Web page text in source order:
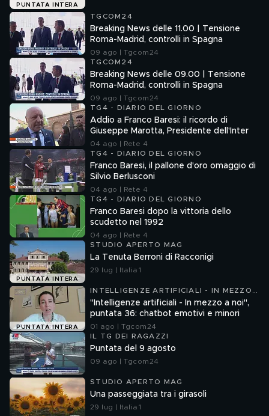
PUNTATA INTERA
TGCOM24
Breaking News delle 11.00 | Tensione
Roma-Madrid, controlli in Spagna
09 ago | Tgcom24
TGCOM24
Breaking News delle 09.00 | Tensione
Roma-Madrid, controlli in Spagna
09 ago | Tgcom24
TG4 - DIARIO DEL GIORNO
Addio a Franco Baresi: il ricordo di
Giuseppe Marotta, Presidente dell'Inter
04 ago | Rete 4
TG4 - DIARIO DEL GIORNO
Franco Baresi, il pallone d'oro omaggio di
Silvio Berlusconi
04 ago | Rete 4
TG4 - DIARIO DEL GIORNO
Franco Baresi dopo la vittoria dello
scudetto nel 1992
04 ago | Rete 4
PUNTATA INTERA
STUDIO APERTO MAG
La Tenuta Berroni di Racconigi
29 lug | Italia 1
PUNTATA INTERA
INTELLIGENZE ARTIFICIALI - IN MEZZO
A NOI
"Intelligenze artificiali - In mezzo a noi",
puntata 36: chatbot emotivi e minori
01 ago | Tgcom24
IL TG DEI RAGAZZI
Puntata del 9 agosto
09 ago | Tgcom24
STUDIO APERTO MAG
Una passeggiata tra i girasoli
29 lug | Italia 1